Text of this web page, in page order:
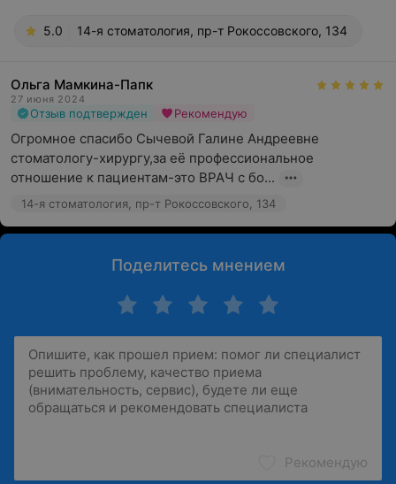
5.0 14-я стоматология, пр-т Рокоссовского, 134
Ольга Мамкина-Папк
27 июня 2024
Отзыв подтвержден Рекомендую
Огромное спасибо Сычевой Галине Андреевне
стоматологу-хирургу,за её профессиональное
отношение к пациентам-это ВРАЧ с бо...
14-я стоматология, пр-т Рокоссовского, 134
Поделитесь мнением
Рекомендую